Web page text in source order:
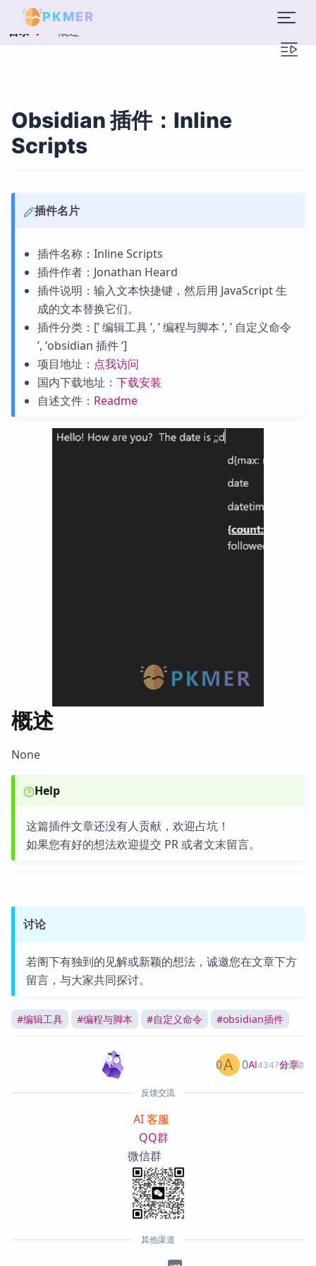
PKMER
目录 概述
Obsidian 插件：Inline
Scripts
插件名片
插件名称：Inline Scripts
插件作者：Jonathan Heard
插件说明：输入文本快捷键，然后用 JavaScript 生
成的文本替换它们。
插件分类：[’ 编辑工具 ’, ’ 编程与脚本 ’, ’ 自定义命令
’, ‘obsidian 插件 ‘]
项目地址： 点我访问
国内下载地址： 下载安装
自述文件： Readme
概述
None
Help
这篇插件文章还没有人贡献，欢迎占坑！
如果您有好的想法欢迎提交 PR 或者文末留言。
讨论
若阁下有独到的见解或新颖的想法，诚邀您在文章下方
留言，与大家共同探讨。
#编辑工具 #编程与脚本 #自定义命令 #obsidian插件
AI4347篇文章
0 0 分享
反馈交流
AI 客服
QQ群
微信群
其他渠道